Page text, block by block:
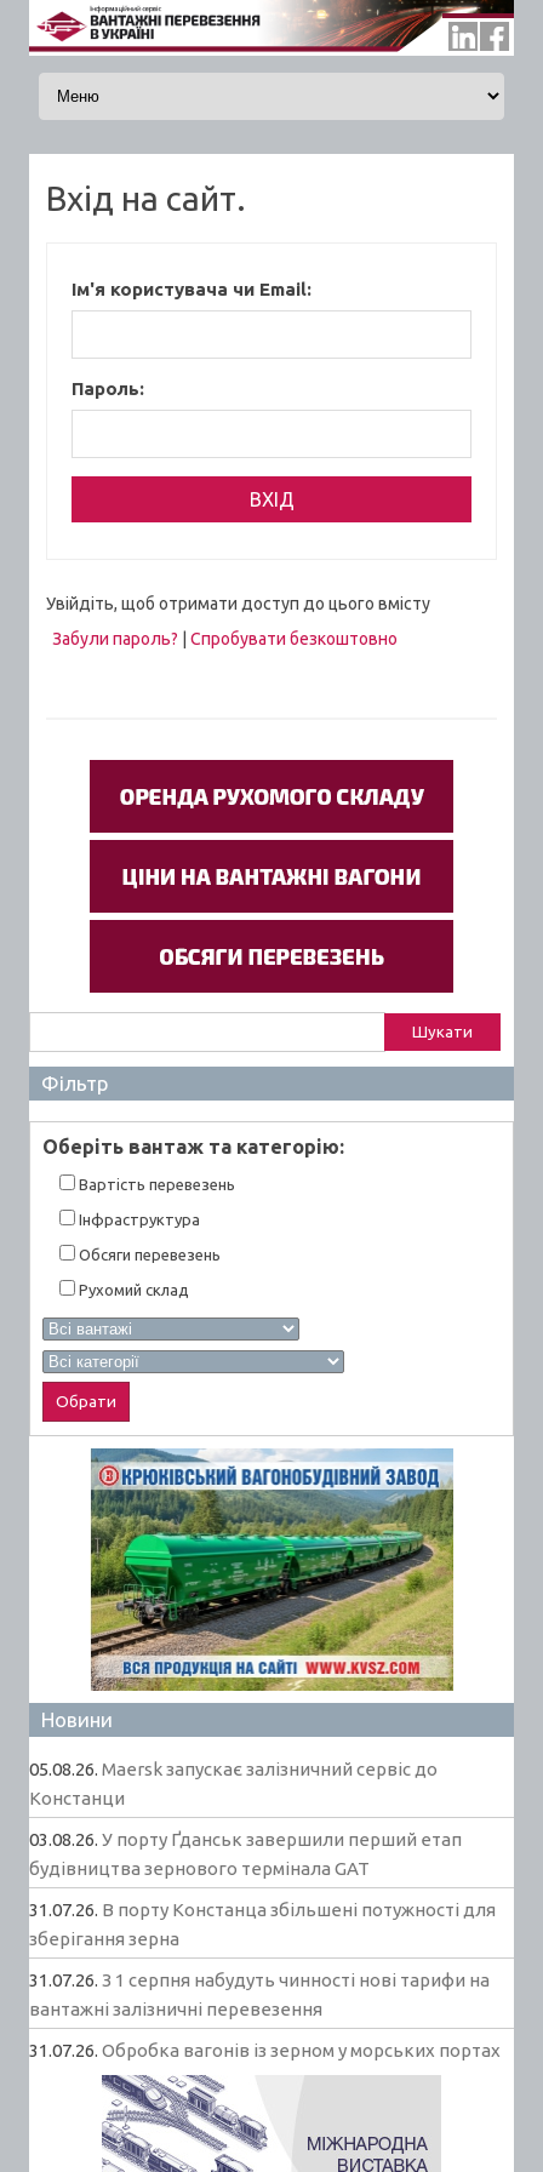
Skip to content
Вхід на сайт.
Ім'я користувача чи Email:
Пароль:
Увійдіть, щоб отримати доступ до цього вмісту
Забули пароль?
Спробувати безкоштовно
Фільтр
Оберiть вантаж та категорiю:
Вартiсть перевезень
Інфраструктура
Обсяги перевезень
Рухомий склад
Новини
05.08.26. Maersk запускає залізничний сервіс до
Констанци
03.08.26. У порту Ґданськ завершили перший етап
будівництва зернового термінала GAT
31.07.26. В порту Констанца збільшені потужності для
зберігання зерна
31.07.26. З 1 серпня набудуть чинності нові тарифи на
вантажні залізничні перевезення
31.07.26. Обробка вагонів із зерном у морських портах